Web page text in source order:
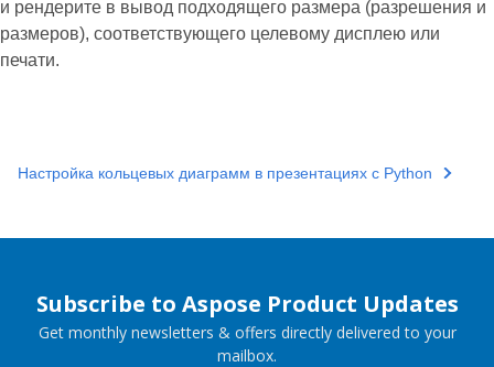
и рендерите в вывод подходящего размера (разрешения и
размеров), соответствующего целевому дисплею или
печати.
Настройка кольцевых диаграмм в презентациях с Python
Subscribe to Aspose Product Updates
Get monthly newsletters & offers directly delivered to your
mailbox.